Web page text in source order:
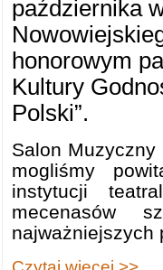
października
honorowym
Kultury
Polski”.
Salon Muzyczny
mogliśmy
instytucji
mecenasów
najważniejszych